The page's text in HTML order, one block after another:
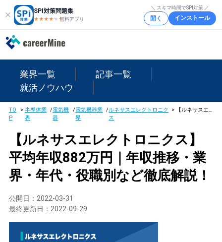
SPI対策問題集
★★★★ ★★
無料アプリ
＼ スキマ時間でSPI対策 ／
開く インストール
業界一覧
記事一覧
就活ノウハウ
TO
P
> 半導体業
界
/電気機
器
/電気機器業
界
/ルネサスエレクトロニク
ス
> 【ルネサスエレクトロニクス】平均年収882万円｜年収推移・業界・年代・役職別など徹底解説！
【ルネサスエレクトロニクス】
平均年収882万円｜年収推移・業
界・年代・役職別など徹底解説！
公開日： 2022-03-31
最終更新日： 2022-09-29